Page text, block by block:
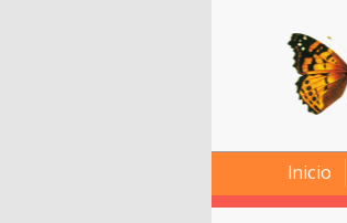
Inicio